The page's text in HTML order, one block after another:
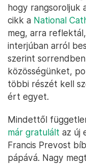
hogy rangsoroljuk
cikk a National
meg, arra
interjúban arról
szerint
közösségünket,
többi részét kell
ért egyet.
Mindettől
már gratulált az új
Francis Prevost
pápává. Nagy